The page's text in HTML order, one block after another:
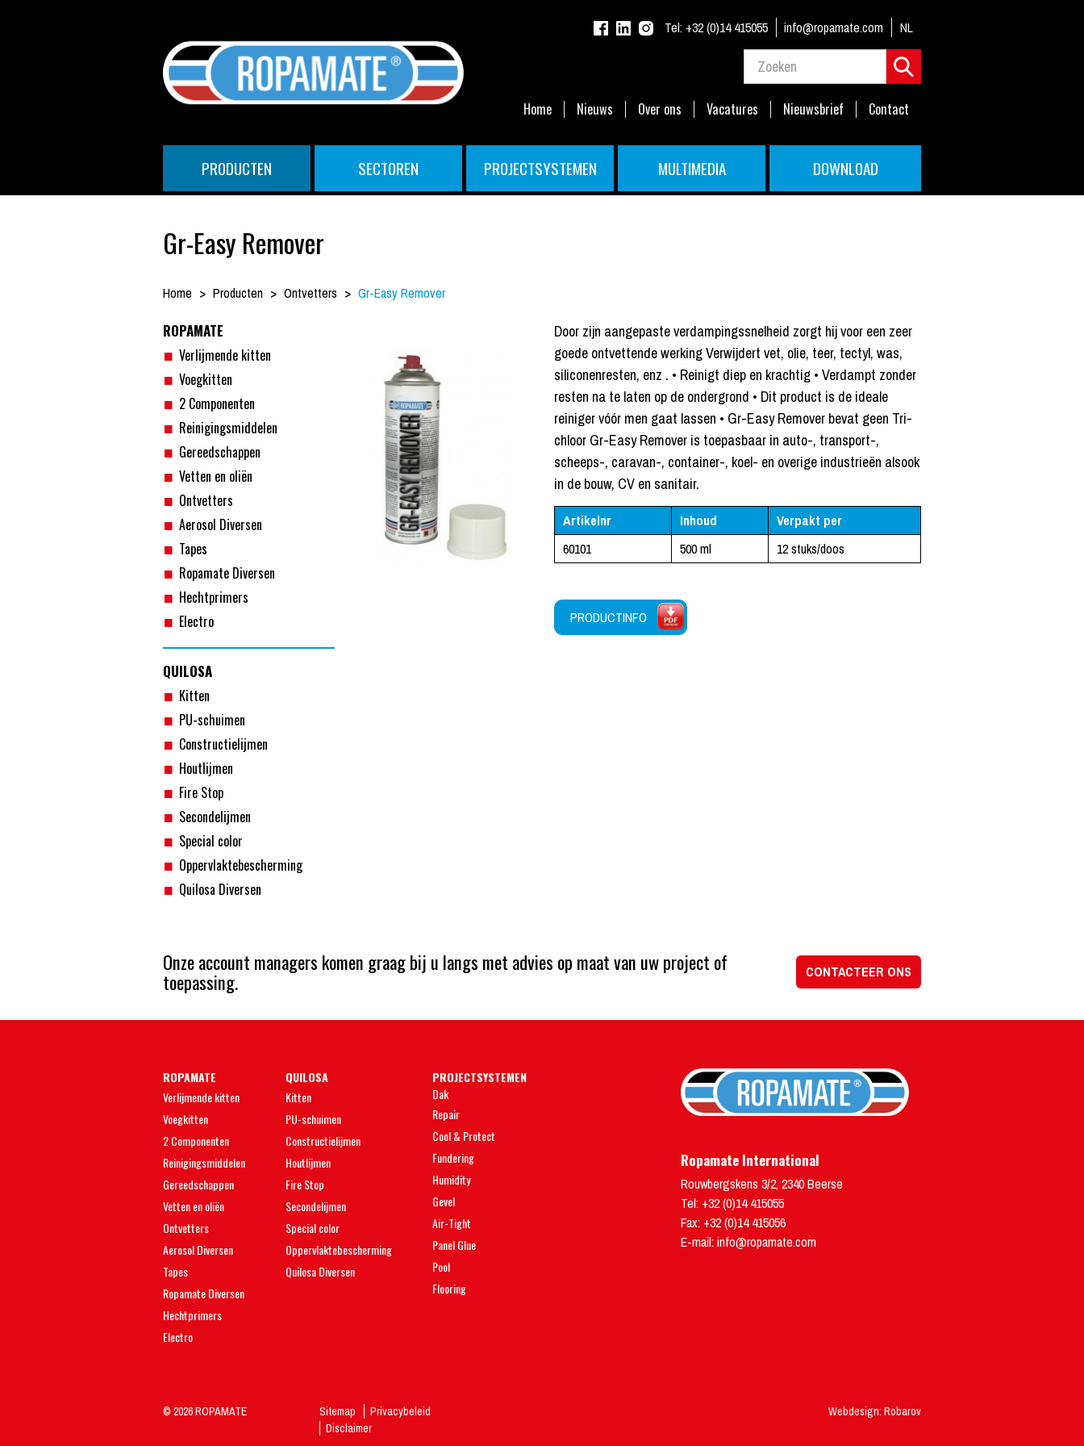
Tel: +32 (0)14 415055 info@ropamate.com NL
PRODUCTEN SECTOREN PROJECTSYSTEMEN MULTIMEDIA DOWNLOAD
Home Nieuws Over ons Vacatures Nieuwsbrief Contact
Gr-Easy Remover
Home Producten Ontvetters Gr-Easy Remover
ROPAMATE
Verlijmende kitten
Voegkitten
2 Componenten
Reinigingsmiddelen
Gereedschappen
Vetten en oliën
Ontvetters
Aerosol Diversen
Tapes
Ropamate Diversen
Hechtprimers
Electro
QUILOSA
Kitten
PU-schuimen
Constructielijmen
Houtlijmen
Fire Stop
Secondelijmen
Special color
Oppervlaktebescherming
Quilosa Diversen
Door zijn aangepaste verdampingssnelheid zorgt hij voor een zeer
goede ontvettende werking Verwijdert vet, olie, teer, tectyl, was,
siliconenresten, enz . • Reinigt diep en krachtig • Verdampt zonder
resten na te laten op de ondergrond • Dit product is de ideale
reiniger vóór men gaat lassen • Gr-Easy Remover bevat geen Tri-
chloor Gr-Easy Remover is toepasbaar in auto-, transport-,
scheeps-, caravan-, container-, koel- en overige industrieën alsook
in de bouw, CV en sanitair.
Artikelnr Inhoud
Verpakt per
60101
500 ml 12 stuks/doos
PRODUCTINFO
Onze account managers komen graag bij u langs met advies op maat van uw project of
toepassing. CONTACTEER ONS
ROPAMATE
Verlijmende kitten
Voegkitten
2 Componenten
Reinigingsmiddelen
Gereedschappen
Vetten en oliën
Ontvetters
Aerosol Diversen
Tapes
Ropamate Diversen
Hechtprimers
Electro
QUILOSA
Kitten
PU-schuimen
Constructielijmen
Houtlijmen
Fire Stop
Secondelijmen
Special color
Oppervlaktebescherming
Quilosa Diversen
PROJECTSYSTEMEN
Dak
Repair
Cool & Protect
Fundering
Humidity
Gevel
Air-Tight
Panel Glue
Pool
Flooring
Ropamate International
Rouwbergskens 3/2, 2340Beerse
Tel: +32 (0)14 415055
Fax: +32 (0)14 415056
E-mail: info@ropamate.com
© 2026 ROPAMATE Sitemap
Privacybeleid
Disclaimer
Webdesign: Robarov